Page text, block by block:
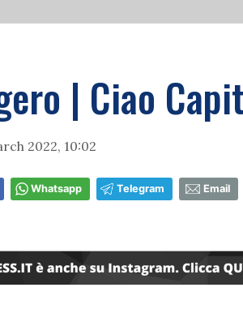
| Ciao
2022, 10:02
Whatsapp Telegram Email